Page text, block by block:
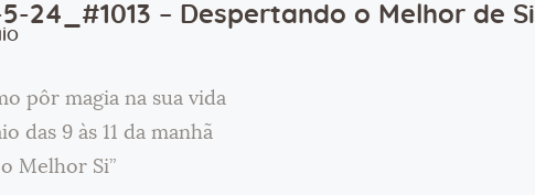
5-24_#1013 – Despertando o Melhor de Si
pôr magia na sua vida
das 9 às 11 da manhã
Melhor Si”